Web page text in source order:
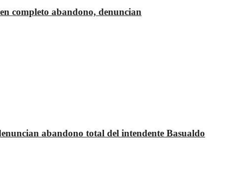
completo abandono, denuncian
abandono total del intendente Basualdo